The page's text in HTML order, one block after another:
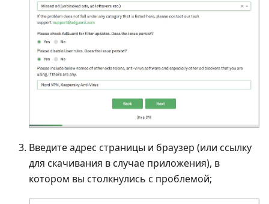
Введите адрес страницы и браузер (или ссылку
для скачивания в случае приложения), в
котором вы столкнулись с проблемой;